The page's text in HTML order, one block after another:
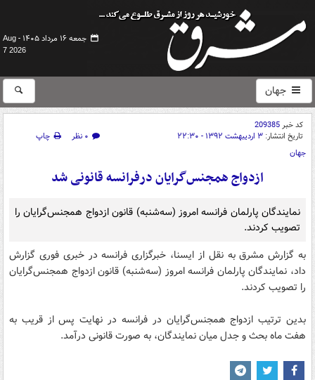
جمعه ۱۶ مرداد ۱۴۰۵ -
Aug
7 2026
جهان
کد خبر209385
تاریخ انتشار: ۳ اردیبهشت ۱۳۹۲ - ۲۲:۳۰ ۰ نظر
چاپ
جهان
ازدواج همجنس‌گرایان درفرانسه قانونی شد
نمایندگان پارلمان فرانسه امروز (سه‌شنبه) قانون ازدواج همجنس‌گرایان را
تصویب کردند.
به گزارش مشرق به نقل از ایسنا، خبرگزاری فرانسه در خبری فوری گزارش
داد، نمایندگان پارلمان فرانسه امروز (سه‌شنبه) قانون ازدواج همجنس‌گرایان
را تصویب کردند.
بدین ترتیب ازدواج همجنس‌گرایان در فرانسه در نهایت پس از قریب به
هفت ماه بحث و جدل میان نمایندگان، به صورت قانونی درآمد.